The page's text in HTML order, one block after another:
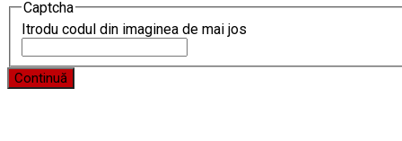
Captcha
Itrodu codul din imaginea de mai jos
Continuă